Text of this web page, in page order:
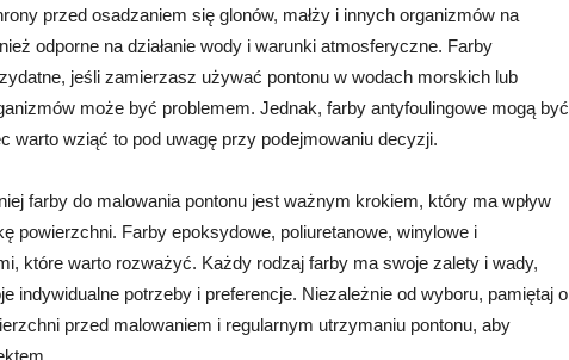
przed osadzaniem się glonów, małży i innych organizmów na
odporne na działanie wody i warunki atmosferyczne. Farby
jeśli zamierzasz używać pontonu w wodach morskich lub
może być problemem. Jednak, farby antyfoulingowe mogą być
warto wziąć to pod uwagę przy podejmowaniu decyzji.
farby do malowania pontonu jest ważnym krokiem, który ma wpływ
powierzchni. Farby epoksydowe, poliuretanowe, winylowe i
które warto rozważyć. Każdy rodzaj farby ma swoje zalety i wady,
indywidualne potrzeby i preferencje. Niezależnie od wyboru, pamiętaj o
przed malowaniem i regularnym utrzymaniu pontonu, aby